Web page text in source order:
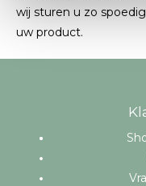
wij sturen u zo
uw product.